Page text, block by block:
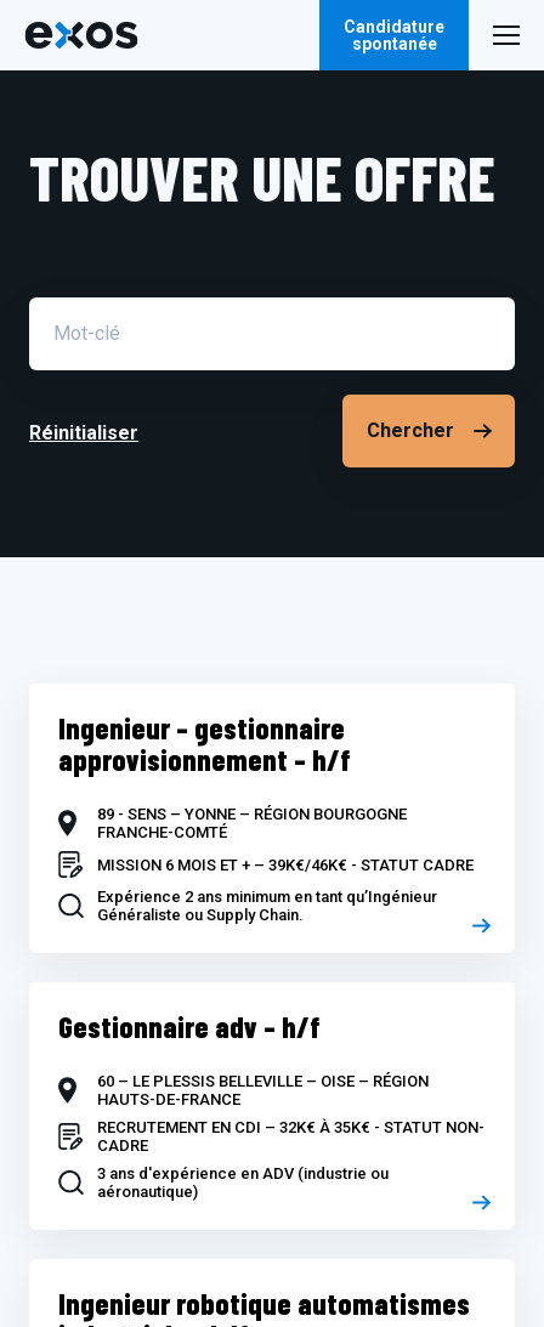
Candidature
spontanée
TROUVER UNE OFFRE
Champ
recherche
Réinitialiser
Ingenieur – gestionnaire
approvisionnement – h/f
89 - SENS – YONNE – RÉGION BOURGOGNE
FRANCHE-COMTÉ
MISSION 6 MOIS ET + – 39K€/46K€ - STATUT CADRE
Expérience 2 ans minimum en tant qu’Ingénieur
Généraliste ou Supply Chain.
Gestionnaire adv – h/f
60 – LE PLESSIS BELLEVILLE – OISE – RÉGION
HAUTS-DE-FRANCE
RECRUTEMENT EN CDI – 32K€ À 35K€ - STATUT NON-
CADRE
3 ans d'expérience en ADV (industrie ou
aéronautique)
Ingenieur robotique automatismes